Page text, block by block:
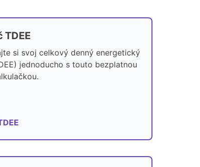
TDEE
si svoj celkový denný energetický
jednoducho s touto bezplatnou